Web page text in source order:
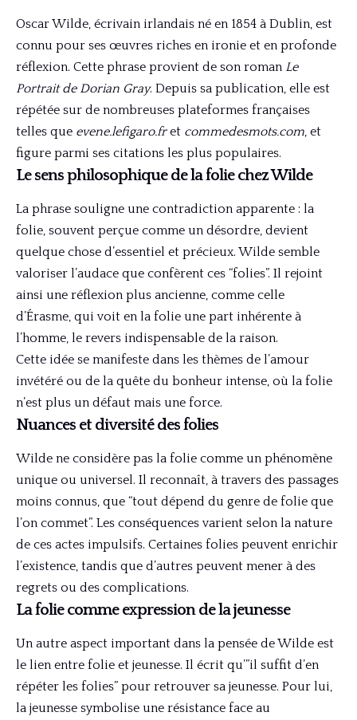
Oscar Wilde, écrivain irlandais né en 1854 à Dublin, est
connu pour ses œuvres riches en ironie et en profonde
réflexion. Cette phrase provient de son roman Le
Portrait de Dorian Gray. Depuis sa publication, elle est
répétée sur de nombreuses plateformes françaises
telles que evene.lefigaro.fret commedesmots.com , et
figure parmi ses citations les plus populaires.
Le sens philosophique de la folie chez Wilde
La phrase souligne une contradiction apparente : la
folie, souvent perçue comme un désordre, devient
quelque chose d’essentiel et précieux. Wilde semble
valoriser l’audace que confèrent ces “folies”. Il rejoint
ainsi une réflexion plus ancienne, comme celle
d’Érasme, qui voit en la folie une part inhérente à
l’homme, le revers indispensable de la raison.
Cette idée se manifeste dans les thèmes de l’amour
invétéré ou de la quête du bonheur intense, où la folie
n’est plus un défaut mais une force.
Nuances et diversité des folies
Wilde ne considère pas la folie comme un phénomène
unique ou universel. Il reconnaît, à travers des passages
moins connus, que “tout dépend du genre de folie que
l’on commet”. Les conséquences varient selon la nature
de ces actes impulsifs. Certaines folies peuvent enrichir
l’existence, tandis que d’autres peuvent mener à des
regrets ou des complications.
La folie comme expression de la jeunesse
Un autre aspect important dans la pensée de Wilde est
le lien entre folie et jeunesse. Il écrit qu’”il suffit d’en
répéter les folies” pour retrouver sa jeunesse. Pour lui,
la jeunesse symbolise une résistance face au